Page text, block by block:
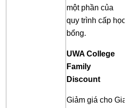
một phần của
quy trình cấp học
bổng.
UWA College
Family
Discount
Giảm giá cho Gia